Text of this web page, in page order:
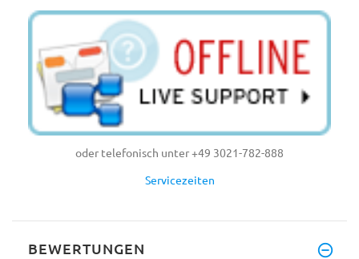
oder telefonisch unter +49 3021-782-888
Servicezeiten
BEWERTUNGEN